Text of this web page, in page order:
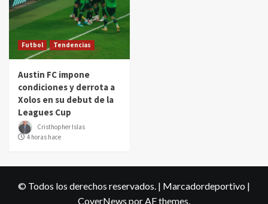
Futbol Tendencias
Austin FC impone
condiciones y derrota a
Xolos en su debut de la
Leagues Cup
Cristhopher Islas
4 horas hace
© Todos los derechos reservados. | Marcadordeportivo |
CoverNews por AF themes.